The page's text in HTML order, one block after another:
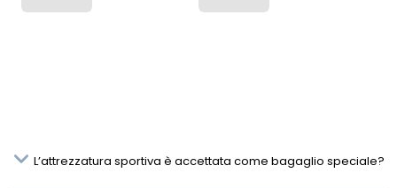
L’attrezzatura sportiva è accettata come bagaglio speciale?